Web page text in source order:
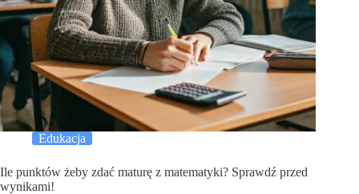
Edukacja
Ile punktów żeby zdać maturę z matematyki? Sprawdź przed
wynikami!